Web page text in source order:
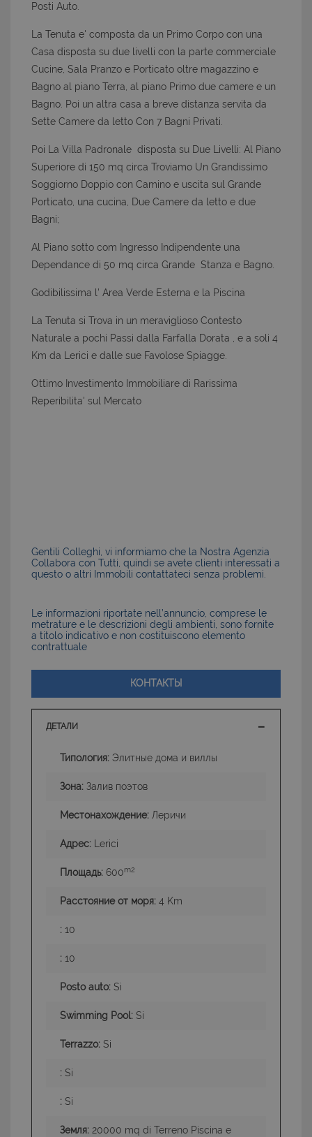
Posti Auto.
La Tenuta e' composta da un Primo Corpo con una
Casa disposta su due livelli con la parte commerciale
Cucine, Sala Pranzo e Porticato oltre magazzino e
Bagno al piano Terra, al piano Primo due camere e un
Bagno. Poi un altra casa a breve distanza servita da
Sette Camere da letto Con 7 Bagni Privati.
Poi La Villa Padronale disposta su Due Livelli: Al Piano
Superiore di 150 mq circa Troviamo Un Grandissimo
Soggiorno Doppio con Camino e uscita sul Grande
Porticato, una cucina, Due Camere da letto e due
Bagni;
Al Piano sotto com Ingresso Indipendente una
Dependance di 50 mq circa Grande Stanza e Bagno.
Godibilissima l' Area Verde Esterna e la Piscina
La Tenuta si Trova in un meraviglioso Contesto
Naturale a pochi Passi dalla Farfalla Dorata , e a soli 4
Km da Lerici e dalle sue Favolose Spiagge.
Ottimo Investimento Immobiliare di Rarissima
Reperibilita' sul Mercato
Gentili Colleghi, vi informiamo che la Nostra Agenzia
Collabora con Tutti, quindi se avete clienti interessati a
questo o altri Immobili contattateci senza problemi.
Le informazioni riportate nell’annuncio, comprese le
metrature e le descrizioni degli ambienti, sono fornite
a titolo indicativo e non costituiscono elemento
contrattuale
КОНТАКТЫ
ДЕТАЛИ
Типология: Элитные дома и виллы
Зона: Залив поэтов
Местонахождение: Леричи
Адрес: Lerici
Площадь: 600m2
Расстояние от моря: 4 Km
: 10
: 10
Posto auto: Si
Swimming Pool: Si
Terrazzo: Si
: Si
: Si
Земля: 20000 mq di Terreno Piscina e